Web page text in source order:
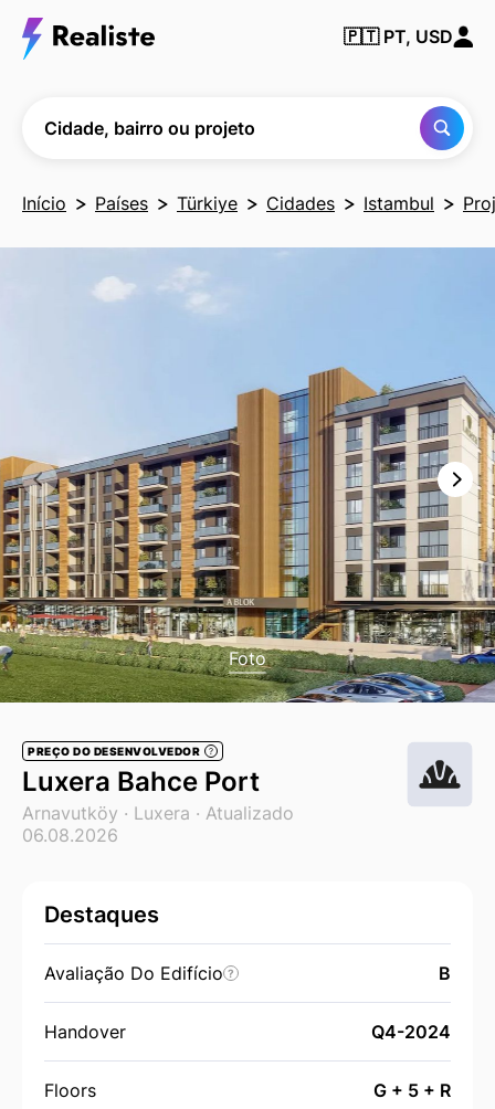
Encontre
qualquer
🇵🇹 PT, USD
Cidade, bairro ou projeto
Início Países Türkiye Cidades Istambul
Foto
PREÇO DO DESENVOLVEDOR ?
Luxera Bahce Port
Arnavutköy · Luxera · Atualizado
06.08.2026
Destaques
Avaliação Do Edifício ? B
Handover Q4-2024
Floors G + 5 + R